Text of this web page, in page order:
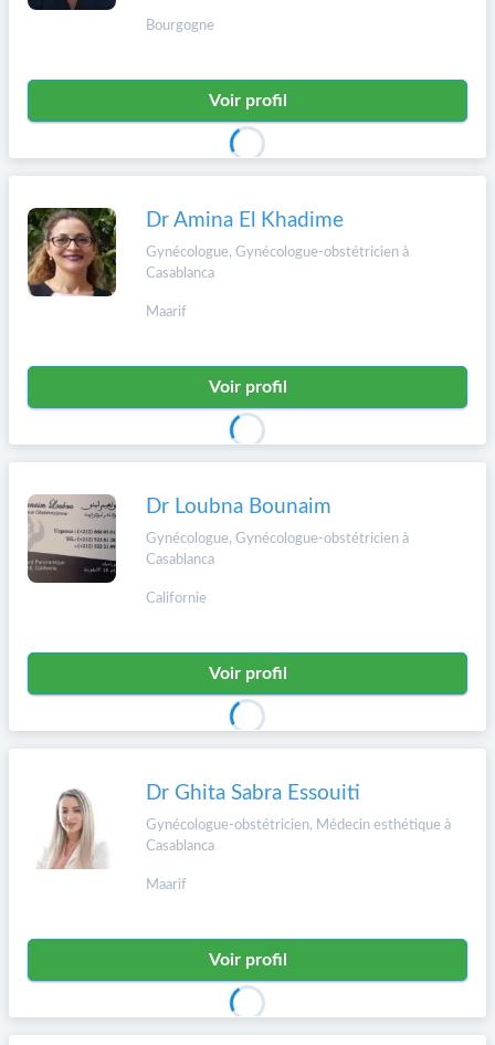
Bourgogne
Voir profil
Dr Amina El Khadime
Gynécologue, Gynécologue-obstétricien à
Casablanca
Maarif
Voir profil
Dr Loubna Bounaim
Gynécologue, Gynécologue-obstétricien à
Casablanca
Californie
Voir profil
Dr Ghita Sabra Essouiti
Gynécologue-obstétricien, Médecin esthétique à
Casablanca
Maarif
Voir profil